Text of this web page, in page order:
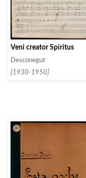
Veni creator Spiritus
Desconegut
[1930-1950]